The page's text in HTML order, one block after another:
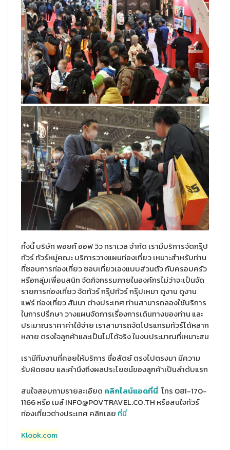
ทั้งนี้ บริษัท พอยท์ ออฟ วิว ทราเวล จำกัด เรามีบริการจัดกรุ๊ป
ทัวร์ ทัวร์หมู่คณะ บริการวางแผนท่องเที่ยว เหมาะสำหรับท่าน
ที่ชอบการท่องเที่ยว ชอบเที่ยวเองแบบส่วนตัว กับครอบครัว
หรือกลุ่มเพื่อนสนิท จัดกิจกรรมภายในองค์กรไม่ว่าจะเป็นจัด
รายการท่องเที่ยว จัดทัวร์ กรุ๊ปทัวร์ กรุ๊ปเหมา ดูงาน ดูงาน
แฟร์ ท่องเที่ยว สัมนา ต่างประเทศ ท่านสามารถลองใช้บริการ
ในการปรึกษา วางแผนจัดการเรื่องการเดินทางของท่าน และ
ประมาณราคาค่าใช้จ่าย เราสามารถจัดโปรแกรมทัวร์ได้หลาก
หลาย ตรงใจลูกค้าและเป็นไปได้จริง ในงบประมาณที่เหมาะสม
เรามีทีมงานที่คอยให้บริการ ซื่อสัตย์ ตรงไปตรงมา มีความ
รับผิดชอบ และคำนึงถึงผลประโยชน์ของลูกค้าเป็นลำดับแรก
สนใจสอบถามรายละเอียด คลิกไลน์แอดที่นี่ โทร 081-170-
1166 หรือ เมล์ INFO@POVTRAVEL.CO.TH หรือสนใจทัวร์
ท่องเที่ยวต่างประเทศ คลิกเลย ที่นี่
Klook.com